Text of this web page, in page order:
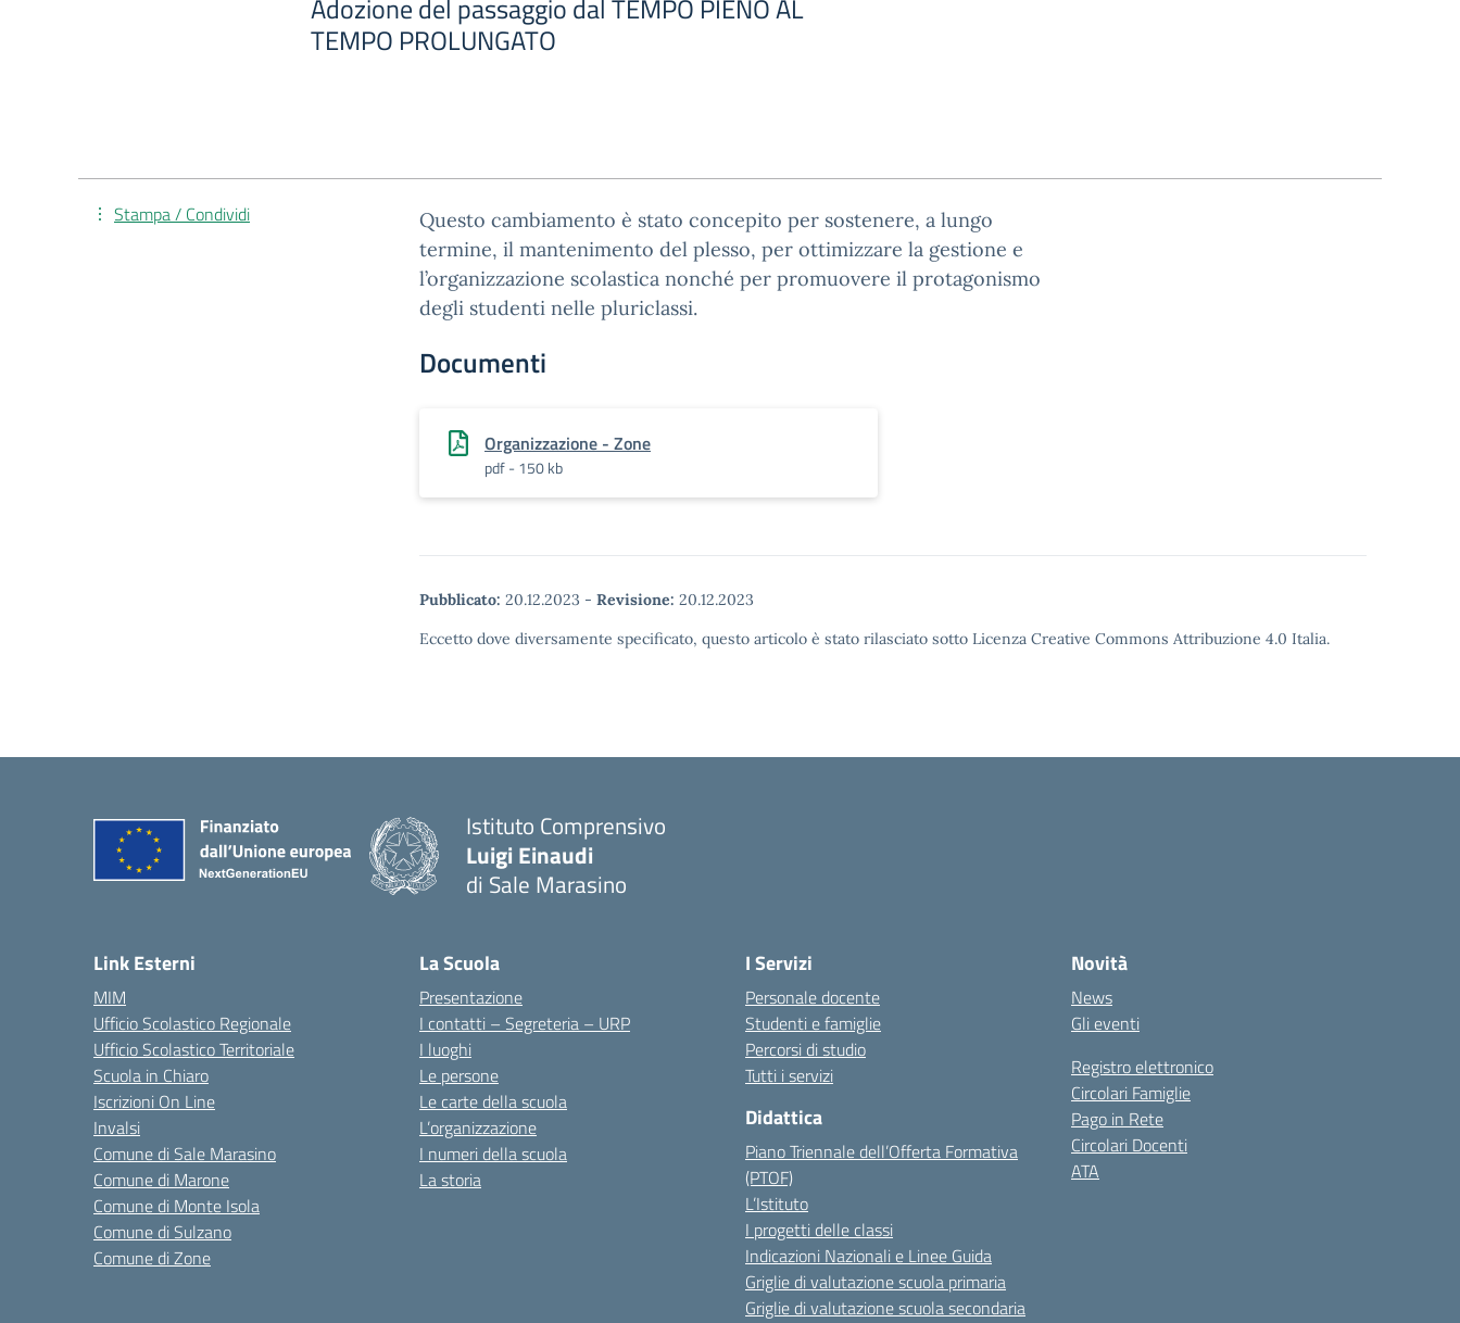
Adozione del passaggio dal TEMPO PIENO AL
TEMPO PROLUNGATO
Questo cambiamento è stato concepito per sostenere, a lungo
termine, il mantenimento del plesso, per ottimizzare la gestione e
l’organizzazione scolastica nonché per promuovere il protagonismo
degli studenti nelle pluriclassi.
Documenti
Organizzazione - Zone
pdf - 150 kb
Pubblicato: 20.12.2023 - Revisione: 20.12.2023
Eccetto dove diversamente specificato, questo articolo è stato rilasciato sotto Licenza Creative Commons Attribuzione 4.0 Italia.
Stampa / Condividi
Istituto Comprensivo
Luigi Einaudi
di Sale Marasino
Link Esterni
MIM
Ufficio Scolastico Regionale
Ufficio Scolastico Territoriale
Scuola in Chiaro
Iscrizioni On Line
Invalsi
Comune di Sale Marasino
Comune di Marone
Comune di Monte Isola
Comune di Sulzano
Comune di Zone
La Scuola
Presentazione
I contatti – Segreteria – URP
I luoghi
Le persone
Le carte della scuola
L’organizzazione
I numeri della scuola
La storia
I Servizi
Personale docente
Studenti e famiglie
Percorsi di studio
Tutti i servizi
Didattica
Piano Triennale dell’Offerta Formativa
(PTOF)
L’Istituto
I progetti delle classi
Indicazioni Nazionali e Linee Guida
Griglie di valutazione scuola primaria
Griglie di valutazione scuola secondaria
Novità
News
Gli eventi
Registro elettronico
Circolari Famiglie
Pago in Rete
Circolari Docenti
ATA